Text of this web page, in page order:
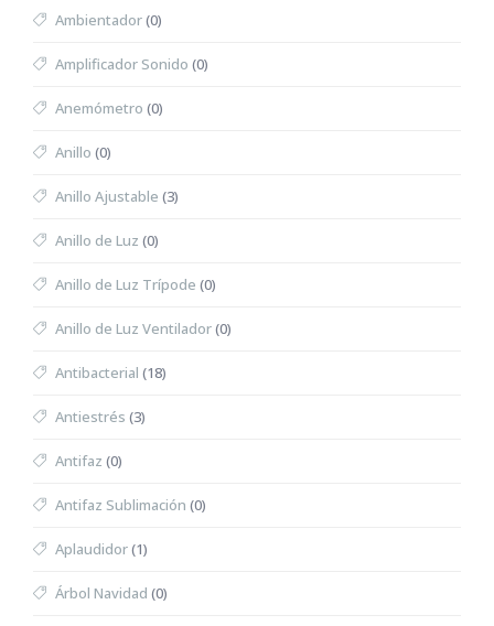
Ambientador(0)
Amplificador Sonido (0)
Anemómetro (0)
Anillo (0)
Anillo Ajustable (3)
Anillo de Luz (0)
Anillo de Luz Trípode (0)
Anillo de Luz Ventilador(0)
Antibacterial (18)
Antiestrés (3)
Antifaz (0)
Antifaz Sublimación (0)
Aplaudidor(1)
Árbol Navidad (0)